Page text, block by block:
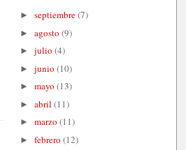
► septiembre(7)
► agosto (9)
► julio (4)
► junio (10)
► mayo (13)
► abril (11)
► marzo (11)
► febrero (12)